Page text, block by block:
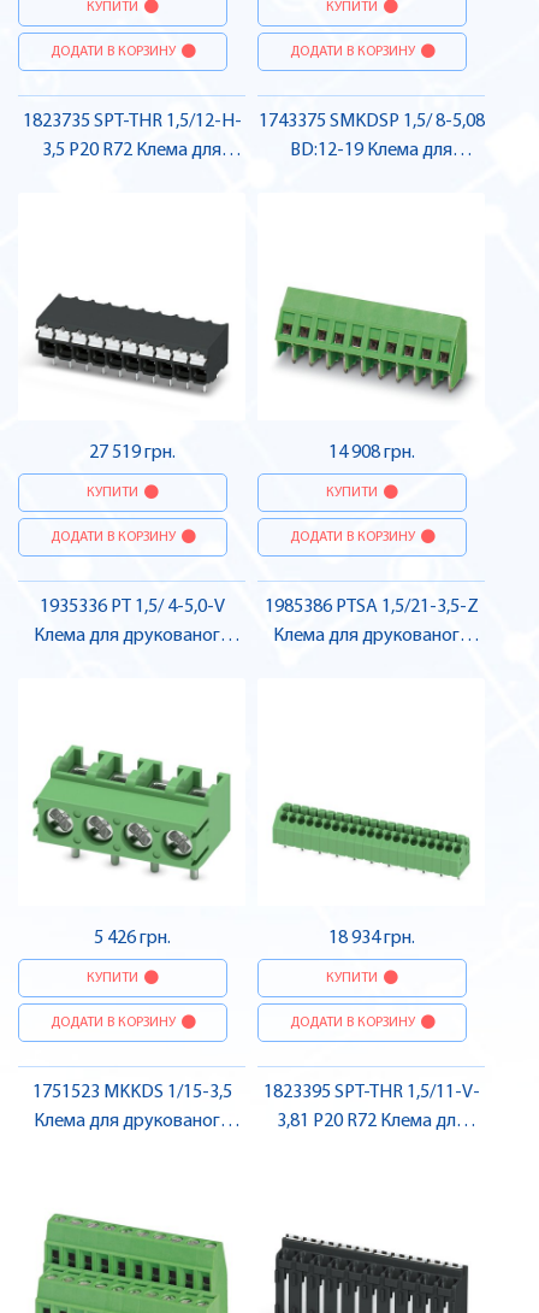
КУПИТИ
ДОДАТИ В КОРЗИНУ
КУПИТИ
ДОДАТИ В КОРЗИНУ
1823735 SPT-THR 1,5/12-H-
3,5 P20 R72 Клема для
27 519 грн.
КУПИТИ
ДОДАТИ В КОРЗИНУ
1743375 SMKDSP 1,5/ 8-5,08
BD:12-19 Клема для
14 908 грн.
КУПИТИ
ДОДАТИ В КОРЗИНУ
1935336 PT 1,5/ 4-5,0-V
Клема для друкованого
5 426 грн.
КУПИТИ
ДОДАТИ В КОРЗИНУ
1985386 PTSA 1,5/21-3,5-Z
Клема для друкованого
18 934 грн.
КУПИТИ
ДОДАТИ В КОРЗИНУ
1751523 MKKDS 1/15-3,5
Клема для друкованого
1823395 SPT-THR 1,5/11-V-
3,81 P20 R72 Клема для